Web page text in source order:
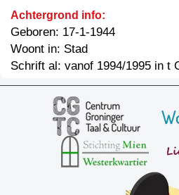
Achtergrond info:
Geboren: 17-1-1944
Woont in: Stad
Schrift al: vanof 1994/1995 in t